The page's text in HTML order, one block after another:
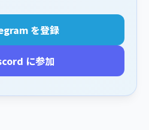
を登録
に参加